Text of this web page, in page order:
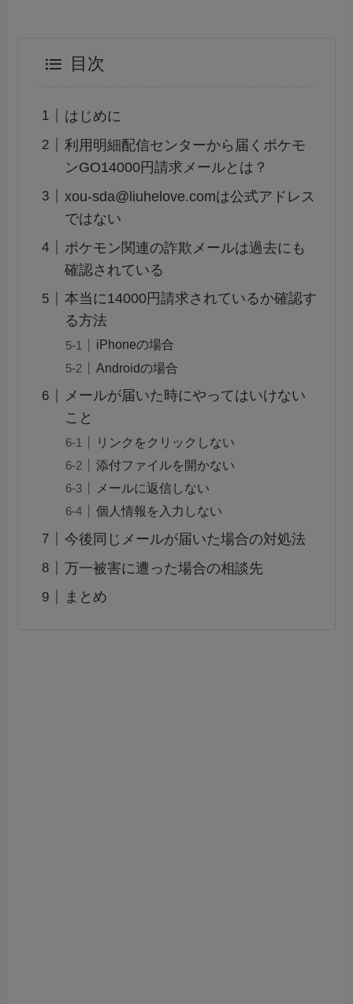
目次
はじめに
利用明細配信センターから届くポケモ
ンGO14000円請求メールとは？
xou-sda@liuhelove.comは公式アドレス
ではない
ポケモン関連の詐欺メールは過去にも
確認されている
本当に14000円請求されているか確認す
る方法
iPhoneの場合
Androidの場合
メールが届いた時にやってはいけない
こと
リンクをクリックしない
添付ファイルを開かない
メールに返信しない
個人情報を入力しない
今後同じメールが届いた場合の対処法
万一被害に遭った場合の相談先
まとめ